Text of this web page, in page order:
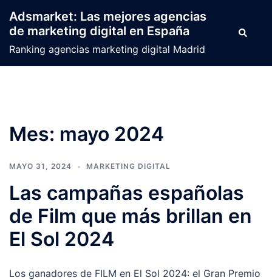
contenido
Adsmarket: Las mejores agencias
de marketing digital en España
Ranking agencias marketing digital Madrid
Buscar
Mes: mayo 2024
MAYO 31, 2024 MARKETING DIGITAL
Las campañas españolas
de Film que más brillan en
El Sol 2024
Los ganadores de FILM en El Sol 2024: el Gran Premio